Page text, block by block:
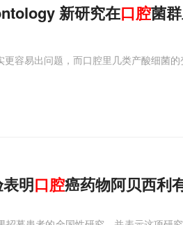
新研究在口腔菌
容易出问题，而口腔里几类产酸细菌的
明口腔癌药物阿贝西利